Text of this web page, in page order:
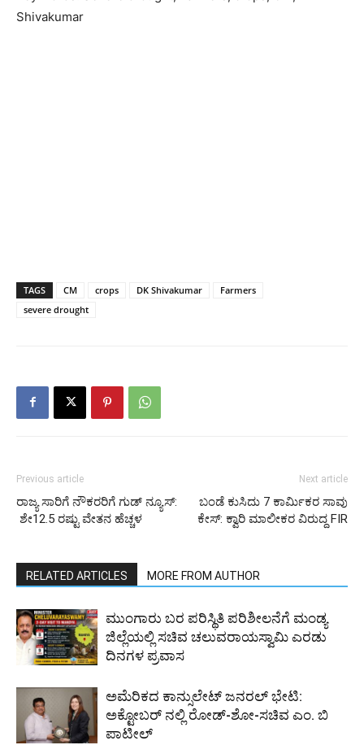
Shivakumar
TAGS CM crops DK Shivakumar
Farmers
severe drought
Previous article
ರಾಜ್ಯ ಸಾರಿಗೆ ನೌಕರರಿಗೆ ಗುಡ್ ನ್ಯೂಸ್:
ಶೇ12.5 ರಷ್ಟು ವೇತನ ಹೆಚ್ಚಳ
Next article
ಬಂಡೆ ಕುಸಿದು 7 ಕಾರ್ಮಿಕರ ಸಾವು
ಕೇಸ್: ಕ್ವಾರಿ ಮಾಲೀಕರ ವಿರುದ್ದ FIR
RELATED ARTICLES MORE FROM AUTHOR
ಮುಂಗಾರು ಬರ ಪರಿಸ್ಥಿತಿ ಪರಿಶೀಲನೆಗೆ ಮಂಡ್ಯ
ಜಿಲ್ಲೆಯಲ್ಲಿ ಸಚಿವ ಚಲುವರಾಯಸ್ವಾಮಿ ಎರಡು
ದಿನಗಳ ಪ್ರವಾಸ
ಅಮೆರಿಕದ ಕಾನ್ಸುಲೇಟ್ ಜನರಲ್ ಭೇಟಿ:
ಅಕ್ಟೋಬರ್ ನಲ್ಲಿ ರೋಡ್-ಶೋ-ಸಚಿವ ಎಂ. ಬಿ
ಪಾಟೀಲ್